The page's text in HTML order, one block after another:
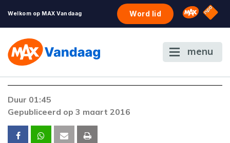
Welkom op MAX Vandaag Word lid Omroep
NPO
menu
Duur 01:45
Gepubliceerd op 3 maart 2016